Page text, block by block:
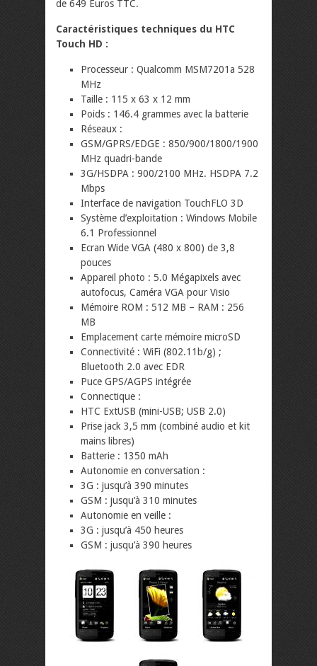
de 649 Euros TTC.
Caractéristiques techniques du HTC
Touch HD :
Processeur : Qualcomm MSM7201a 528
MHz
Taille : 115 x 63 x 12 mm
Poids : 146.4 grammes avec la batterie
Réseaux :
GSM/GPRS/EDGE : 850/900/1800/1900
MHz quadri-bande
3G/HSDPA : 900/2100 MHz. HSDPA 7.2
Mbps
Interface de navigation TouchFLO 3D
Système d’exploitation : Windows Mobile
6.1 Professionnel
Ecran Wide VGA (480 x 800) de 3,8
pouces
Appareil photo : 5.0 Mégapixels avec
autofocus, Caméra VGA pour Visio
Mémoire ROM : 512 MB – RAM : 256
MB
Emplacement carte mémoire microSD
Connectivité : WiFi (802.11b/g) ;
Bluetooth 2.0 avec EDR
Puce GPS/AGPS intégrée
Connectique :
HTC ExtUSB (mini-USB; USB 2.0)
Prise jack 3,5 mm (combiné audio et kit
mains libres)
Batterie : 1350 mAh
Autonomie en conversation :
3G : jusqu’à 390 minutes
GSM : jusqu’à 310 minutes
Autonomie en veille :
3G : jusqu’à 450 heures
GSM : jusqu’à 390 heures